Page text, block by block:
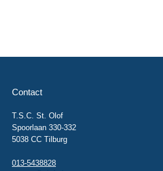
Contact
T.S.C. St. Olof
Spoorlaan 330-332
5038 CC Tilburg
013-5438828